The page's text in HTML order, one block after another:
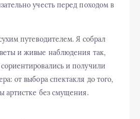
учесть перед походом в
путеводителем. Я собрал
и живые наблюдения так,
и получили
от выбора спектакля до того,
артистке без смущения.